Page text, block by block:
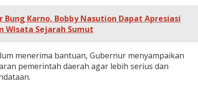
Bung Karno, Bobby Nasution Dapat Apresiasi
Wisata Sejarah Sumut
menerima bantuan, Gubernur menyampaikan
pemerintah daerah agar lebih serius dan